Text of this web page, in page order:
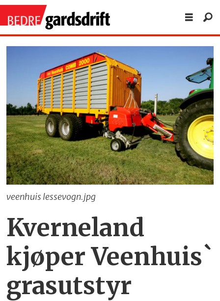
veenhuis lessevogn.jpg
Kverneland
kjøper Veenhuis`
grasutstyr